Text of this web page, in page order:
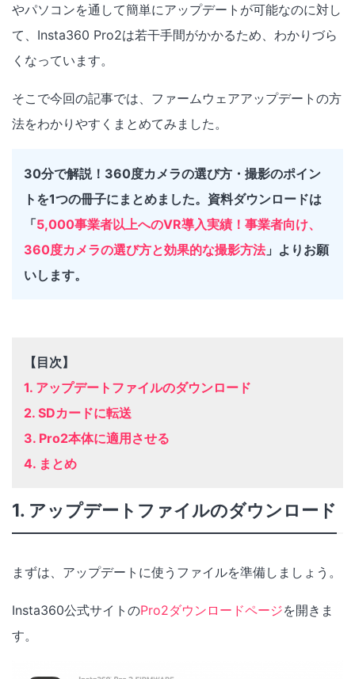
やパソコンを通して簡単にアップデートが可能なのに対し
て、Insta360 Pro2は若干手間がかかるため、わかりづら
くなっています。
そこで今回の記事では、ファームウェアアップデートの方
法をわかりやすくまとめてみました。
30分で解説！360度カメラの選び方・撮影のポイン
トを1つの冊子にまとめました。資料ダウンロードは
「5,000事業者以上へのVR導入実績！事業者向け、
360度カメラの選び方と効果的な撮影方法」よりお願
いします。
【目次】
1. アップデートファイルのダウンロード
2. SDカードに転送
3. Pro2本体に適用させる
4. まとめ
1. アップデートファイルのダウンロード
まずは、アップデートに使うファイルを準備しましょう。
Insta360公式サイトのPro2ダウンロードページを開きま
す。